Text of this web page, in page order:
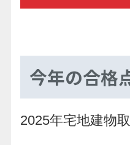
今年の合格
2025年宅地建物